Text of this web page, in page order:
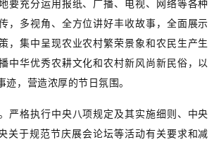
要充分运用报纸、广播、电视、网络等各种
，多视角、全方位讲好丰收故事，全面展示
，集中呈现农业农村繁荣景象和农民生产生
中华优秀农耕文化和农村新风尚新民俗，以
迹，营造浓厚的节日氛围。
严格执行中央八项规定及其实施细则、中央
关于规范节庆展会论坛等活动有关要求和减